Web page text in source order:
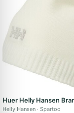
Huer Helly Hansen
Helly Hansen Spartoo